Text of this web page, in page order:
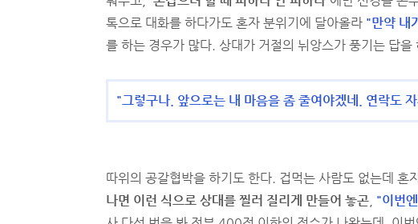
톡으로 대화를 하다가도 혼자 분위기에 달아올라 "만약 내
를 하는 경우가 많다. 상대가 거절의 뉘앙스가 풍기는 답
"그렇구나. 앞으로는 내 마음을 좀 줄여야겠네. 연락도
따위의 공갈협박을 하기도 한다. 겁먹는 사람도 없는데 혼
나면 이런 식으로 상대를 찔러 질리게 만들어 놓곤 "이번